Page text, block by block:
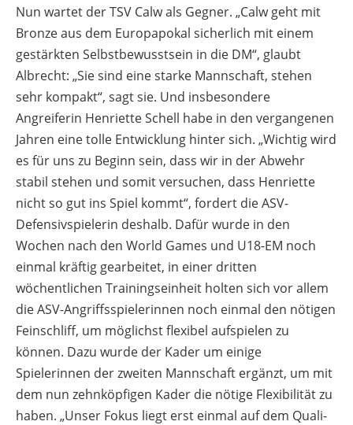
Nun wartet der TSV Calw als Gegner. „Calw geht mit
Bronze aus dem Europapokal sicherlich mit einem
gestärkten Selbstbewusstsein in die DM“, glaubt
Albrecht: „Sie sind eine starke Mannschaft, stehen
sehr kompakt“, sagt sie. Und insbesondere
Angreiferin Henriette Schell habe in den vergangenen
Jahren eine tolle Entwicklung hinter sich. „Wichtig wird
es für uns zu Beginn sein, dass wir in der Abwehr
stabil stehen und somit versuchen, dass Henriette
nicht so gut ins Spiel kommt“, fordert die ASV-
Defensivspielerin deshalb. Dafür wurde in den
Wochen nach den World Games und U18-EM noch
einmal kräftig gearbeitet, in einer dritten
wöchentlichen Trainingseinheit holten sich vor allem
die ASV-Angriffsspielerinnen noch einmal den nötigen
Feinschliff, um möglichst flexibel aufspielen zu
können. Dazu wurde der Kader um einige
Spielerinnen der zweiten Mannschaft ergänzt, um mit
dem nun zehnköpfigen Kader die nötige Flexibilität zu
haben. „Unser Fokus liegt erst einmal auf dem Quali-